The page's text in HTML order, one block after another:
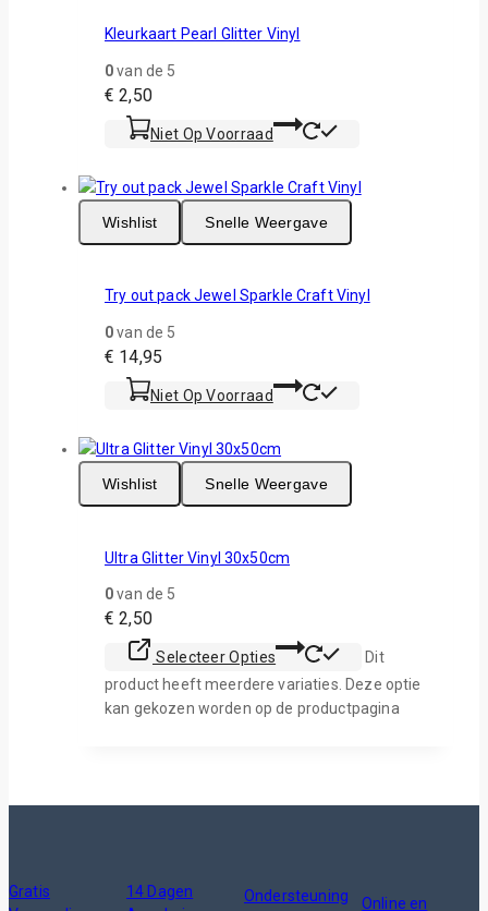
Kleurkaart Pearl Glitter Vinyl
0van de 5
€ 2,50
Niet Op Voorraad
Wishlist Snelle Weergave
Try out pack Jewel Sparkle Craft Vinyl
0van de 5
€ 14,95
Niet Op Voorraad
Wishlist Snelle Weergave
Ultra Glitter Vinyl 30x50cm
0van de 5
€ 2,50
Selecteer Opties
Dit
product heeft meerdere variaties. Deze optie
kan gekozen worden op de productpagina
Gratis
14 Dagen
Ondersteuning
Online en